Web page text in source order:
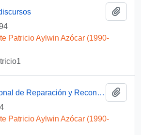
Patricio Aylwin Azócar (1990-
Corporación Nacional de Reparación y Reconciliación
Patricio Aylwin Azócar (1990-